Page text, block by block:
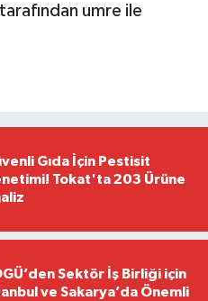
umre ile
Gıda İçin Pestisit
Tokat'ta 203 Ürüne
Sektör İş Birliği için
ve Sakarya’da Önemli